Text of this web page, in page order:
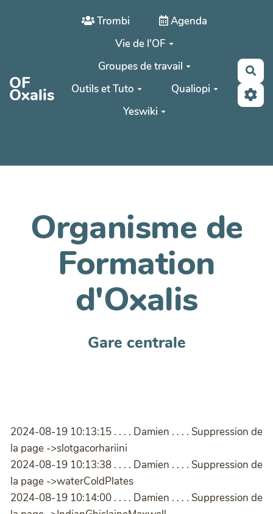
Aller au contenu principal
OF
Oxalis
Trombi
Agenda
Vie de l'OF
Groupes de travail
Outils et Tuto
Qualiopi
Yeswiki
Organisme de
Formation
d'Oxalis
Gare centrale
2024-08-19 10:13:15 . . . . Damien . . . . Suppression de
la page ->slotgacorhariini
2024-08-19 10:13:38 . . . . Damien . . . . Suppression de
la page ->waterColdPlates
2024-08-19 10:14:00 . . . . Damien . . . . Suppression de